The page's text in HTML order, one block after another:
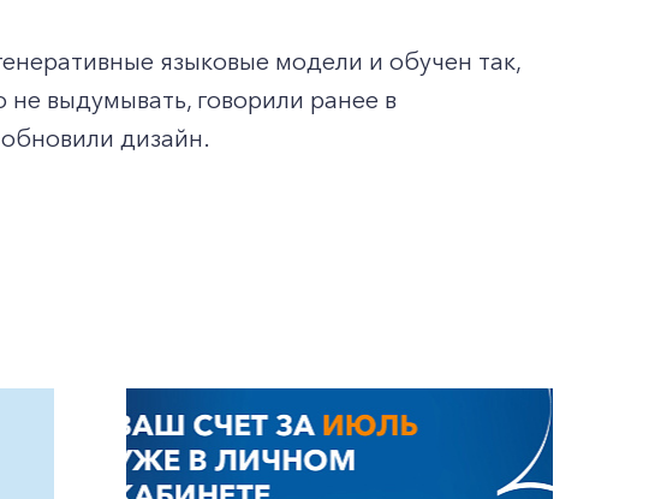
языковые модели и обучен так,
не выдумывать, говорили ранее в
дизайн.